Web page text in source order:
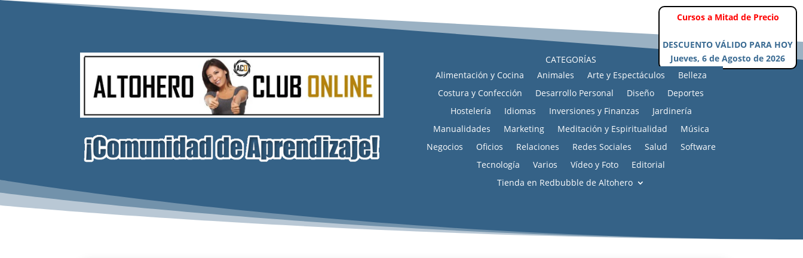
CATEGORÍAS
Alimentación y Cocina
Animales Arte y Espectáculos
Belleza
Costura y Confección
Desarrollo Personal Diseño
Deportes
Hostelería
Idiomas Inversiones y Finanzas
Jardinería
Manualidades
Marketing Meditación y Espiritualidad
Música
Negocios
Oficios Relaciones Redes Sociales Salud
Software
Tecnología
Varios Vídeo y Foto
Editorial
Tienda en Redbubble de Altohero
Cursos a Mitad de Precio
DESCUENTO VÁLIDO PARA HOY
Jueves, 6 de Agosto de 2026